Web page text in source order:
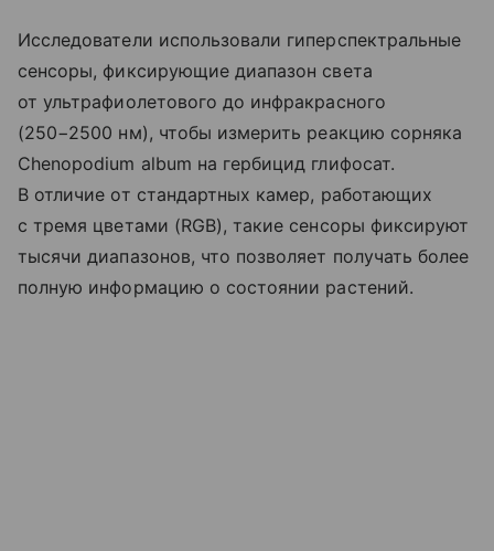
Исследователи использовали гиперспектральные
сенсоры, фиксирующие диапазон света
от ультрафиолетового до инфракрасного
(250−2500 нм), чтобы измерить реакцию сорняка
Chenopodium album на гербицид глифосат.
В отличие от стандартных камер, работающих
с тремя цветами (RGB), такие сенсоры фиксируют
тысячи диапазонов, что позволяет получать более
полную информацию о состоянии растений.